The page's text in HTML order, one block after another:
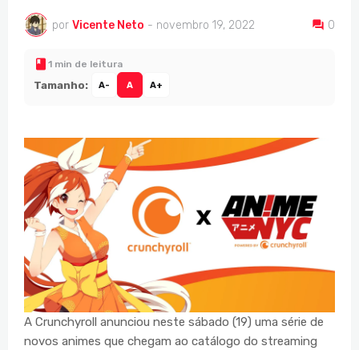
por Vicente Neto - novembro 19, 2022 0
1 min de leitura
Tamanho: A- A A+
A Crunchyroll anunciou neste sábado (19) uma série de
novos animes que chegam ao catálogo do streaming